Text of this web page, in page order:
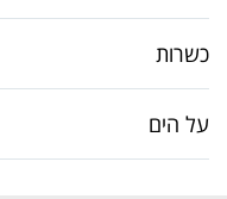
כשרות
על הים